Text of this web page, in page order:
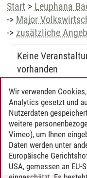
Start > Leuphana
-> Major
-> zusätzliche
Keine
vorhanden
Timo Leder/30.06.2024
Wir verwenden
Analytics gesetzt und
Nutzerdaten
weitere
Vimeo), um Ihnen
Daten werden unter
Europäische
USA, gemessen an